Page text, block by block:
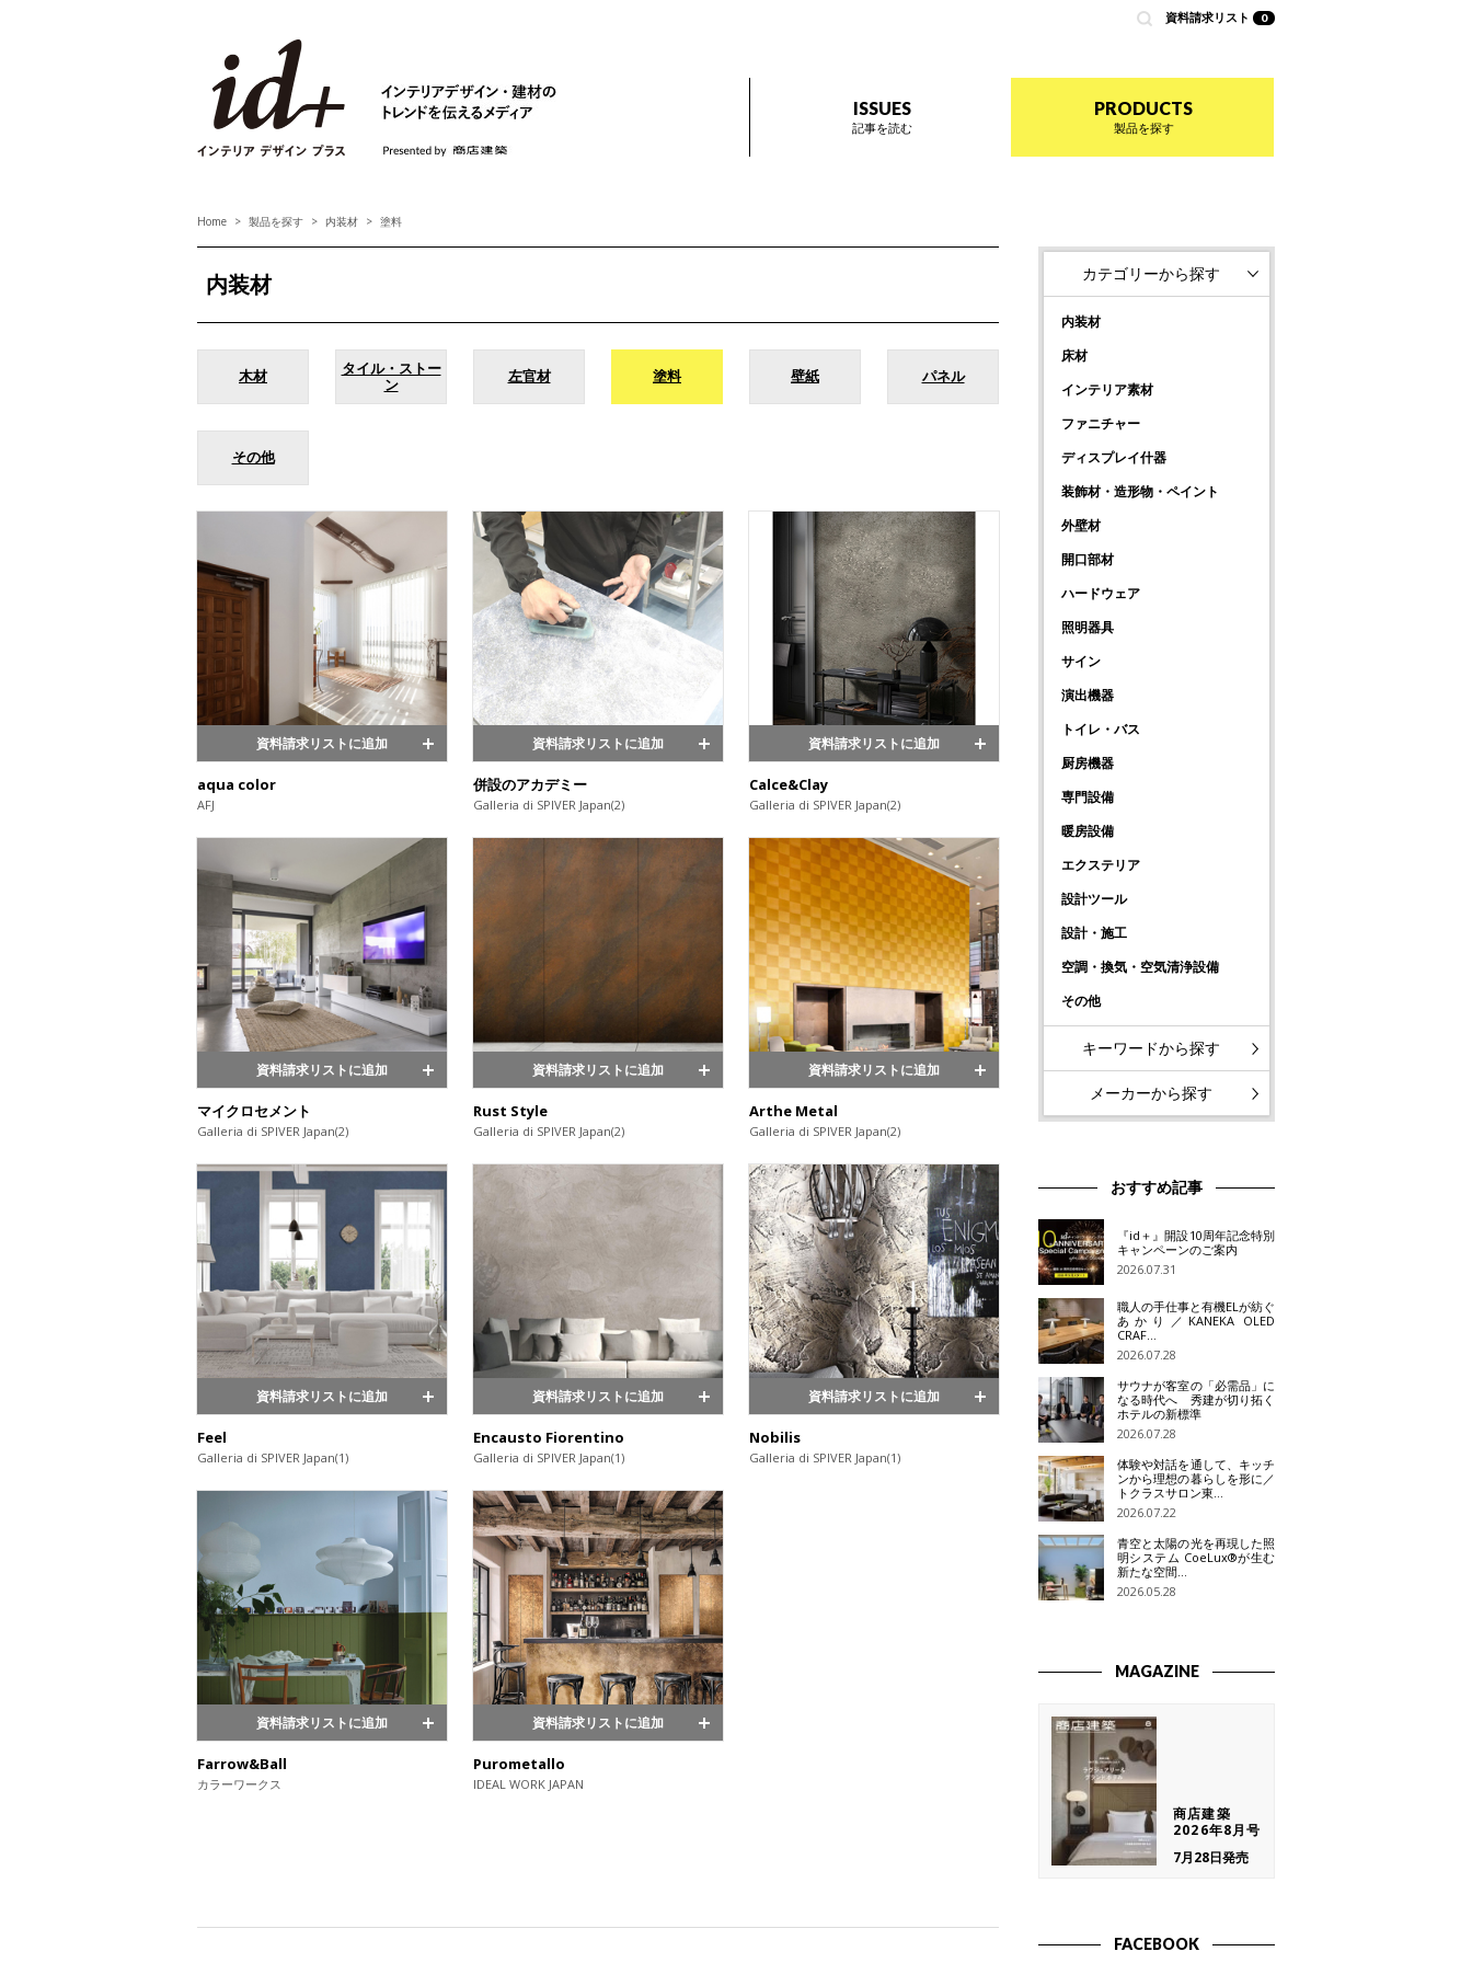
資料請求リスト 0
ISSUES
記事を読む
PRODUCTS
製品を探す
Home 製品を探す 内装材 塗料
内装材
木材
タイル・ストー
ン
左官材 塗料 壁紙 パネル
その他
資料請求リストに追加
aqua color
AFJ
資料請求リストに追加
併設のアカデミー
Galleria di SPIVER Japan(2)
資料請求リストに追加
Calce&Clay
Galleria di SPIVER Japan(2)
資料請求リストに追加
マイクロセメント
Galleria di SPIVER Japan(2)
資料請求リストに追加
Rust Style
Galleria di SPIVER Japan(2)
資料請求リストに追加
Arthe Metal
Galleria di SPIVER Japan(2)
資料請求リストに追加
Feel
Galleria di SPIVER Japan(1)
資料請求リストに追加
Encausto Fiorentino
Galleria di SPIVER Japan(1)
資料請求リストに追加
Nobilis
Galleria di SPIVER Japan(1)
資料請求リストに追加
Farrow&Ball
カラーワークス
資料請求リストに追加
Purometallo
IDEAL WORK JAPAN
カテゴリーから探す
内装材
床材
インテリア素材
ファニチャー
ディスプレイ什器
装飾材・造形物・ペイント
外壁材
開口部材
ハードウェア
照明器具
サイン
演出機器
トイレ・バス
厨房機器
専門設備
暖房設備
エクステリア
設計ツール
設計・施工
空調・換気・空気清浄設備
その他
キーワードから探す
メーカーから探す
おすすめ記事
『id＋』開設10周年記念特別
キャンペーンのご案内
2026.07.31
職人の手仕事と有機ELが紡ぐ
あかり／KANEKA OLED
CRAF…
2026.07.28
サウナが客室の「必需品」に
なる時代へ 秀建が切り拓く
ホテルの新標準
2026.07.28
体験や対話を通して、キッチ
ンから理想の暮らしを形に／
トクラスサロン東…
2026.07.22
青空と太陽の光を再現した照
明システム CoeLux®が生む
新たな空間…
2026.05.28
MAGAZINE
商店建築
2026年8月号
7月28日発売
FACEBOOK